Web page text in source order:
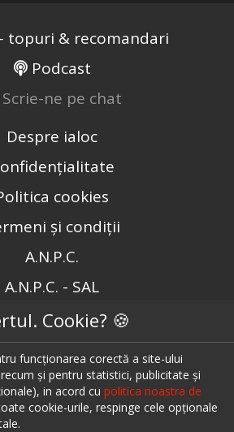
topuri & recomandari
Podcast
Scrie-ne pe chat
Despre ialoc
cookies
și condiții
A.N.P.C.
A.N.P.C. - SAL
Setări cookie
București
Cluj
Timișoara
Cookie? 🍪
funcționarea corectă a site-ului
și pentru statistici, publicitate și
in acord cu politica noastra de
cookie-urile, respinge cele opționale